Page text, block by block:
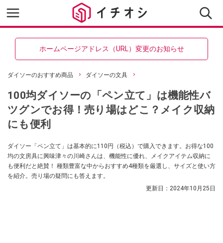
ホームページアドレス（URL）変更のお知らせ
ダイソーのおすすめ商品 ダイソーの文具
100均ダイソーの「ペン立て」は機能性バ
ツグンでお得！売り場はどこ？メイク収納
にも便利
ダイソー「ペン立て」は基本的に110円（税込）で購入できます。お得な100
均の文房具に興味津々の川崎さんは、機能性に優れ、メイクアイテム収納に
も便利だと絶賛！ 種類豊富な中からおすすめ4種類を厳選し、サイズと使い方
を紹介。売り場の疑問にも答えます。
更新日： 2024年10月25日